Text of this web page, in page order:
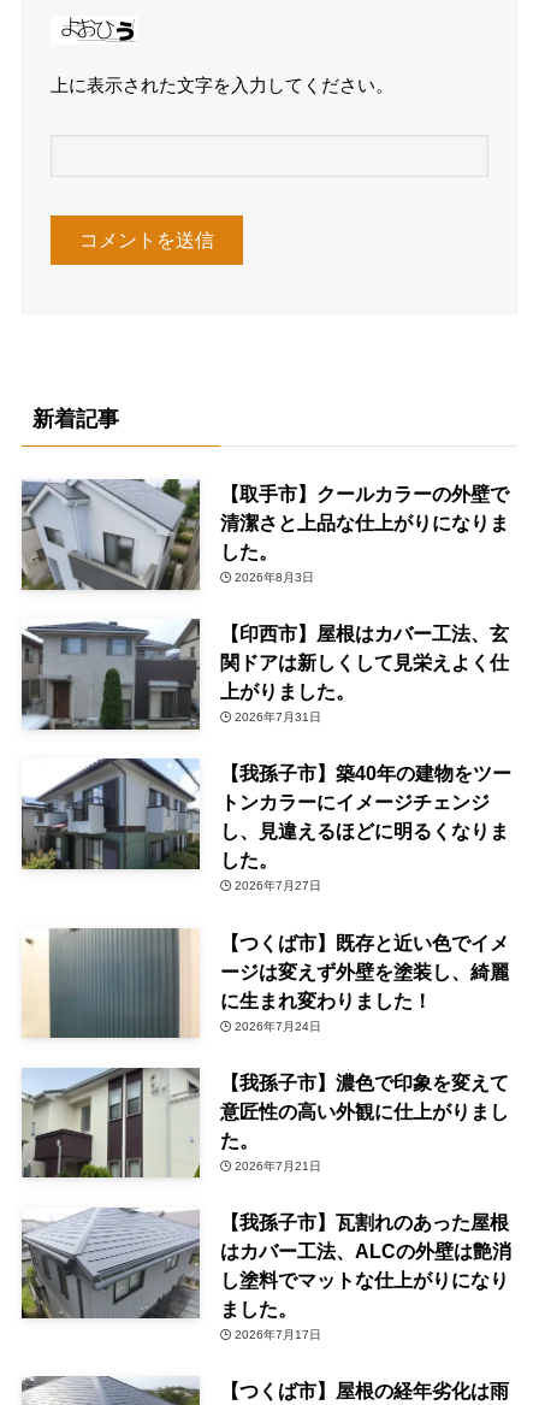
上に表示された文字を入力してください。
新着記事
【取手市】クールカラーの外壁で
清潔さと上品な仕上がりになりま
した。
2026年8月3日
【印西市】屋根はカバー工法、玄
関ドアは新しくして見栄えよく仕
上がりました。
2026年7月31日
【我孫子市】築40年の建物をツー
トンカラーにイメージチェンジ
し、見違えるほどに明るくなりま
した。
2026年7月27日
【つくば市】既存と近い色でイメ
ージは変えず外壁を塗装し、綺麗
に生まれ変わりました！
2026年7月24日
【我孫子市】濃色で印象を変えて
意匠性の高い外観に仕上がりまし
た。
2026年7月21日
【我孫子市】瓦割れのあった屋根
はカバー工法、ALCの外壁は艶消
し塗料でマットな仕上がりになり
ました。
2026年7月17日
【つくば市】屋根の経年劣化は雨